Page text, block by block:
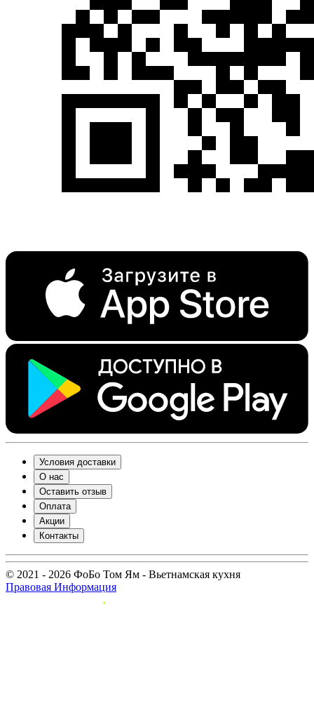
Условия доставки
О нас
Оставить отзыв
Оплата
Акции
Контакты
© 2021 - 2026 ФоБо Том Ям - Вьетнамская кухня
Правовая Информация